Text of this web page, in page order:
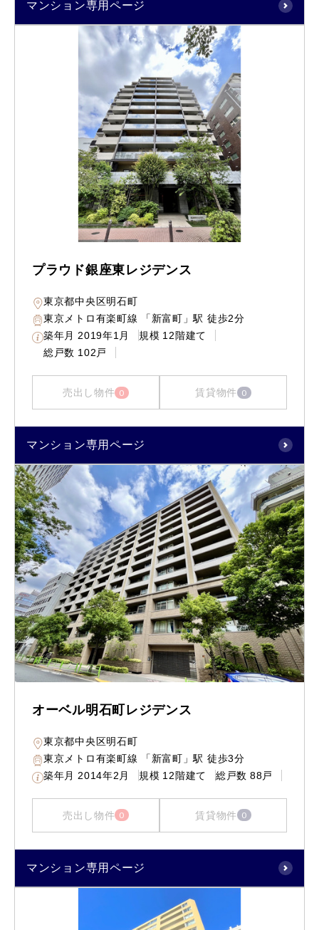
マンション専用ページ
プラウド銀座東レジデンス
東京都中央区明石町
東京メトロ有楽町線 「新富町」駅 徒歩2分
築年月 2019年1月 規模 12階建て
総戸数 102戸
売出し物件 0 賃貸物件 0
マンション専用ページ
オーベル明石町レジデンス
東京都中央区明石町
東京メトロ有楽町線 「新富町」駅 徒歩3分
築年月 2014年2月 規模 12階建て 総戸数 88戸
売出し物件 0 賃貸物件 0
マンション専用ページ